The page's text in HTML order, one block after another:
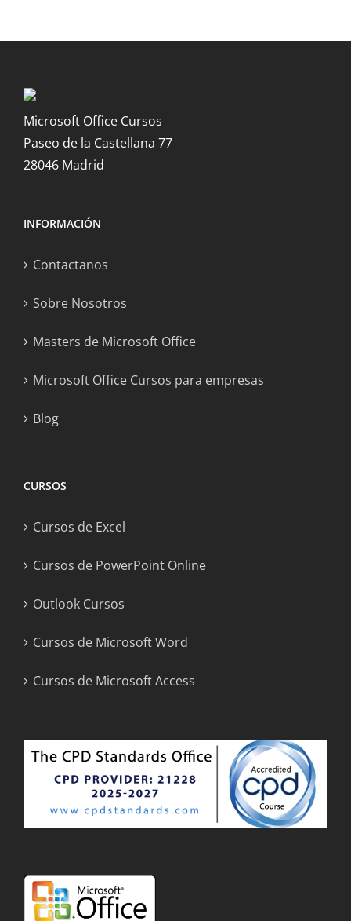
Microsoft Office Cursos
Paseo de la Castellana 77
28046 Madrid
INFORMACIÓN
Contactanos
Sobre Nosotros
Masters de Microsoft Office
Microsoft Office Cursos para empresas
Blog
CURSOS
Cursos de Excel
Cursos de PowerPoint Online
Outlook Cursos
Cursos de Microsoft Word
Cursos de Microsoft Access